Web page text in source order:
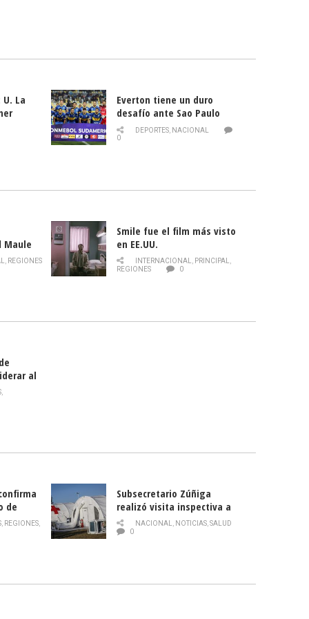
La
Everton tiene un duro
desafío ante Sao Paulo
DEPORTES, NACIONAL
0
Maule
de la
, REGIONES
Smile fue el film más visto
en EE.UU.
INTERNACIONAL, PRINCIPAL,
REGIONES
0
al
,
de
, REGIONES,
Subsecretario Zúñiga
realizó visita inspectiva a
Hospital Modular Sótero del
Río
NACIONAL, NOTICIAS,SALUD
0